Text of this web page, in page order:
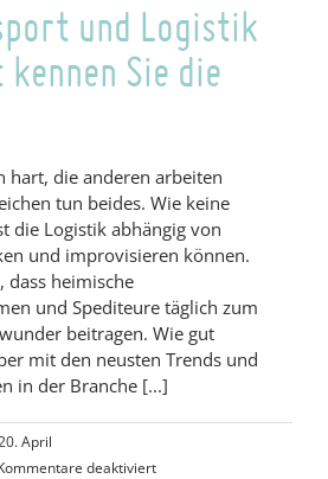
und Logistik
Sie die
hart, die anderen arbeiten
tun beides. Wie keine
die Logistik abhängig von
und improvisieren können.
dass heimische
und Spediteure täglich zum
beitragen. Wie gut
mit den neusten Trends und
in der Branche [...]
April
deaktiviertfür